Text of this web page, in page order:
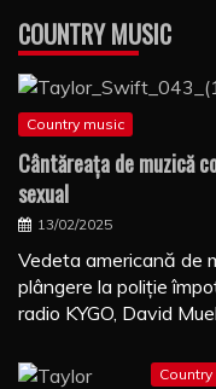
COUNTRY MUSIC
Country music
Cântăreaţa de muzică
sexual
13/02/2025
Vedeta americană de
plângere la poliţie
radio KYGO, David